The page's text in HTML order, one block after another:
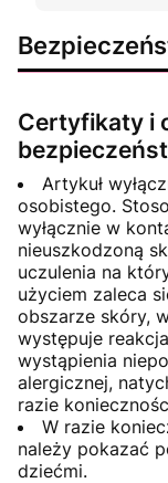
Certyfikaty i
Artykuł
osobistego.
wyłącznie w
nieuszkodzoną
uczulenia na
użyciem zaleca
obszarze skóry,
występuje
wystąpienia
alergicznej,
razie
W razie
należy pokazać
dziećmi.